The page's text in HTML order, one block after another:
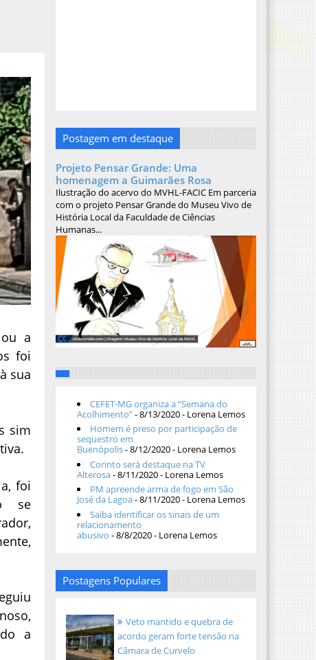
a
foi
sua
sim
foi
se
a
Postagem em destaque
Projeto Pensar Grande: Uma
homenagem a Guimarães Rosa
Ilustração do acervo do MVHL-FACIC Em parceria
com o projeto Pensar Grande do Museu Vivo de
História Local da Faculdade de Ciências
Humanas...
CEFET-MG organiza a “Semana do
Acolhimento”- 8/13/2020- Lorena Lemos
Homem é preso por participação de
sequestro em
Buenópolis- 8/12/2020- Lorena Lemos
Corinto será destaque na TV
Alterosa- 8/11/2020- Lorena Lemos
PM apreende arma de fogo em São
José da Lagoa- 8/11/2020- Lorena Lemos
Saiba identificar os sinais de um
relacionamento
abusivo - 8/8/2020- Lorena Lemos
Postagens Populares
Veto mantido e quebra de
acordo geram forte tensão na
Câmara de Curvelo